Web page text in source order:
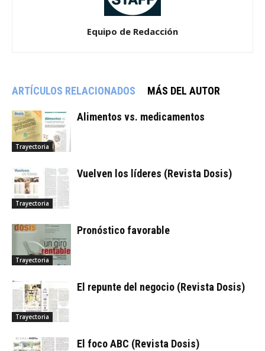
Equipo de Redacción
ARTÍCULOS RELACIONADOS MÁS DEL AUTOR
Trayectoria
Alimentos vs. medicamentos
Trayectoria
Vuelven los líderes (Revista Dosis)
Trayectoria
Pronóstico favorable
Trayectoria
El repunte del negocio (Revista Dosis)
El foco ABC (Revista Dosis)